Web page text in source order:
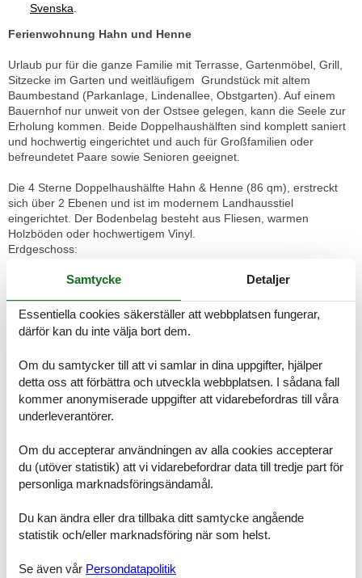
Svenska
Ferienwohnung Hahn und Henne
Urlaub pur für die ganze Familie mit Terrasse, Gartenmöbel, Grill,
Sitzecke im Garten und weitläufigem Grundstück mit altem
Baumbestand (Parkanlage, Lindenallee, Obstgarten). Auf einem
Bauernhof nur unweit von der Ostsee gelegen, kann die Seele zur
Erholung kommen. Beide Doppelhaushälften sind komplett saniert
und hochwertig eingerichtet und auch für Großfamilien oder
befreundetet Paare sowie Senioren geeignet.
Die 4 Sterne Doppelhaushälfte Hahn & Henne (86 qm), erstreckt
sich über 2 Ebenen und ist im modernem Landhausstiel
eingerichtet. Der Bodenbelag besteht aus Fliesen, warmen
Holzböden oder hochwertigem Vinyl.
Erdgeschoss:
- kombinierte Wohnküche mit großzügiger Einbauküche inklusive
Küchenwäsche
- Gäste WC
Etage:
- 1 Schlafzimmer: 1x Doppelbett, 1 Schlafzimmer 2 x Einzelbetten;
Bettwäsche inklusive
- kleine Galerie mit einem gemütlichen Lesesessel und einer
- Dusche/WC mit Handtuchwärmer; Handtücher inklusive
Wunschwechsel während des Aufenthalts 5,-Euro Bettwäsche und
5,- Euro Set Handtücher. Maximal 2 Hunde zu buchbar. WLAN, und
ein PKW-Stellplatz stehen selbstverständlich kostenfrei zur
AktivitetFaciliteter
Samtycke Detaljer
Essentiella cookies säkerställer att webbplatsen fungerar,
därför kan du inte välja bort dem.
Om du samtycker till att vi samlar in dina uppgifter, hjälper
detta oss att förbättra och utveckla webbplatsen. I sådana fall
kommer anonymiserade uppgifter att vidarebefordras till våra
underleverantörer.
Om du accepterar användningen av alla cookies accepterar
du (utöver statistik) att vi vidarebefordrar data till tredje part för
personliga marknadsföringsändamål.
Du kan ändra eller dra tillbaka ditt samtycke angående
statistik och/eller marknadsföring när som helst.
Se även vår Persondatapolitik